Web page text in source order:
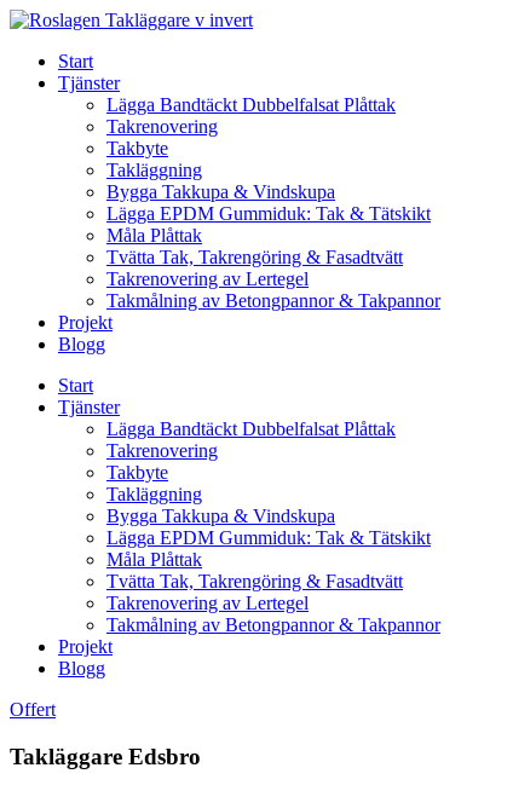
Skip
contentStart
Tjänster
Lägga Bandtäckt Dubbelfalsat Plåttak
Takrenovering
Takbyte
Takläggning
Bygga Takkupa & Vindskupa
Lägga EPDM Gummiduk: Tak & Tätskikt
Måla Plåttak
Tvätta Tak, Takrengöring & Fasadtvätt
Takrenovering av Lertegel
Takmålning av Betongpannor & Takpannor
Projekt
Blogg
Start
Tjänster
Lägga Bandtäckt Dubbelfalsat Plåttak
Takrenovering
Takbyte
Takläggning
Bygga Takkupa & Vindskupa
Lägga EPDM Gummiduk: Tak & Tätskikt
Måla Plåttak
Tvätta Tak, Takrengöring & Fasadtvätt
Takrenovering av Lertegel
Takmålning av Betongpannor & Takpannor
Projekt
Blogg
Offert
Takläggare Edsbro